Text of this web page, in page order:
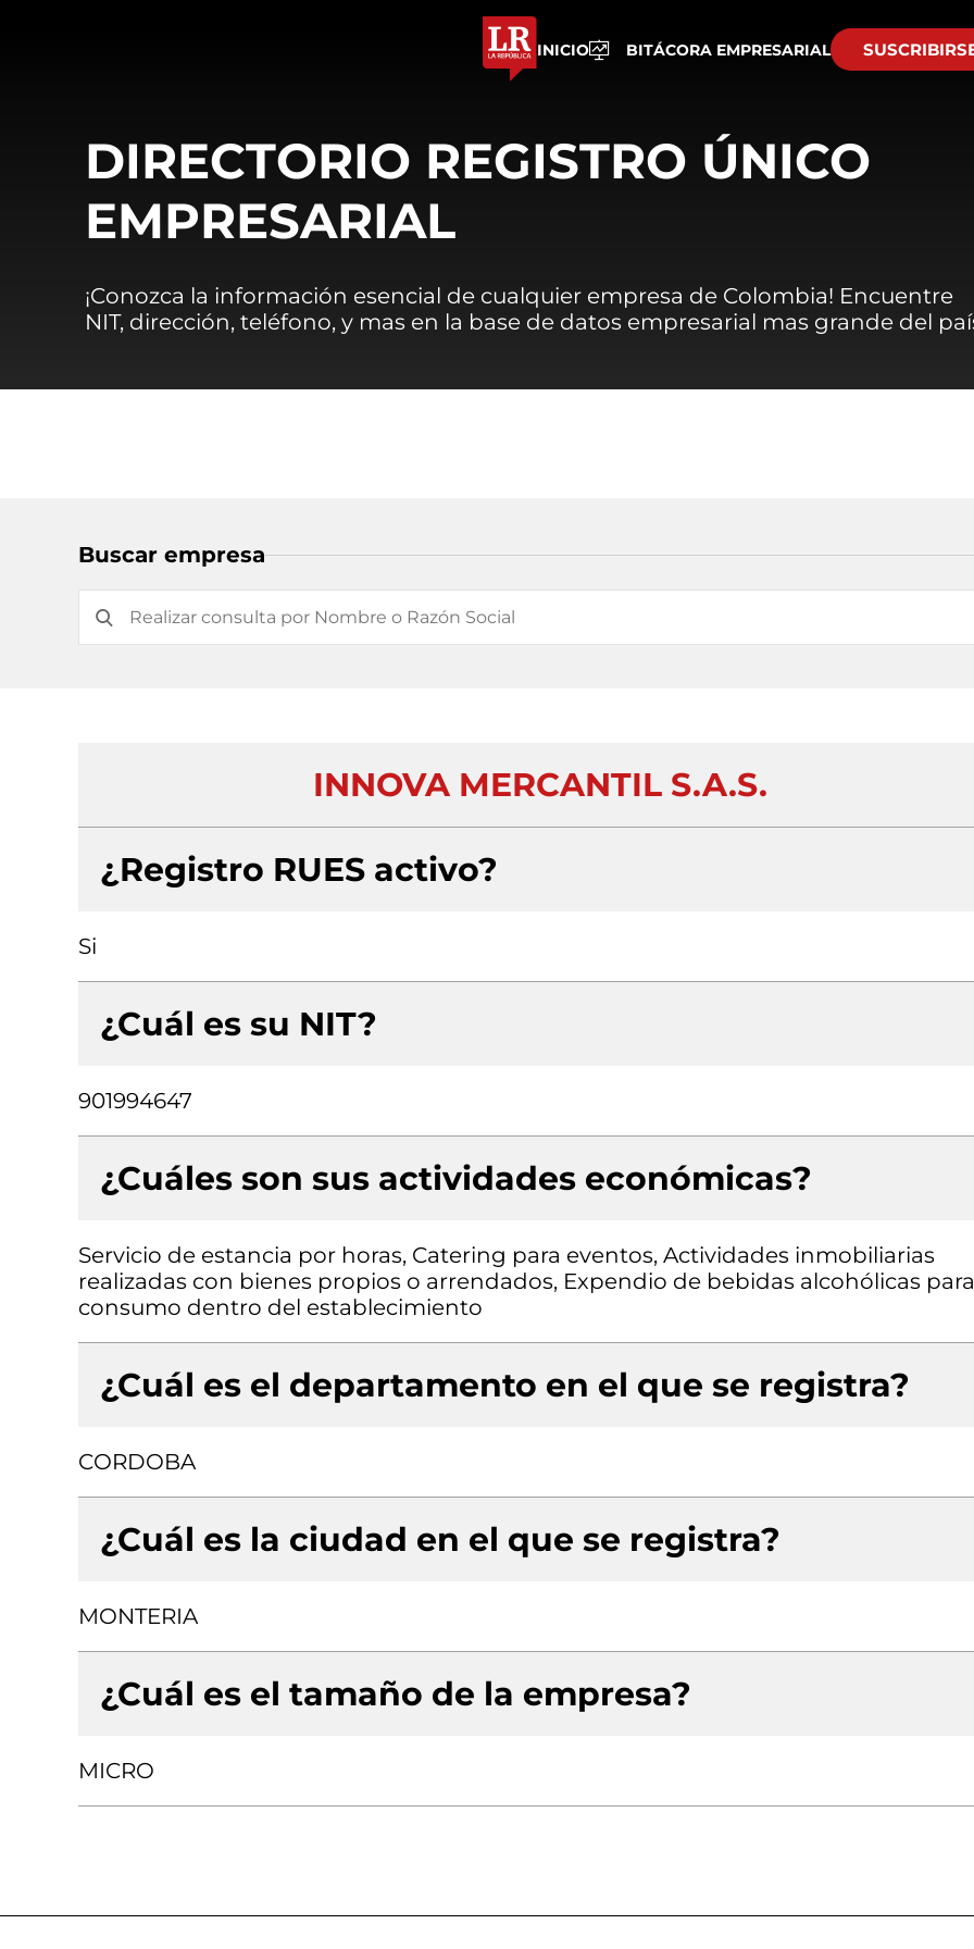
INICIO BITÁCORA EMPRESARIAL
DIRECTORIO REGISTRO ÚNICO
EMPRESARIAL
¡Conozca la información esencial de cualquier empresa de Colombia! Encuentre
NIT, dirección, teléfono, y mas en la base de datos empresarial mas grande del
Buscar empresa
INNOVA MERCANTIL S.A.S.
¿Registro RUES activo?
Si
¿Cuál es su NIT?
901994647
¿Cuáles son sus actividades económicas?
Servicio de estancia por horas, Catering para eventos, Actividades inmobiliarias
realizadas con bienes propios o arrendados, Expendio de bebidas alcohólicas
consumo dentro del establecimiento
¿Cuál es el departamento en el que se registra?
CORDOBA
¿Cuál es la ciudad en el que se registra?
MONTERIA
¿Cuál es el tamaño de la empresa?
MICRO